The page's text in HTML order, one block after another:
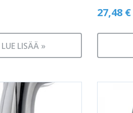
LUE LISÄÄ »
27,48 €